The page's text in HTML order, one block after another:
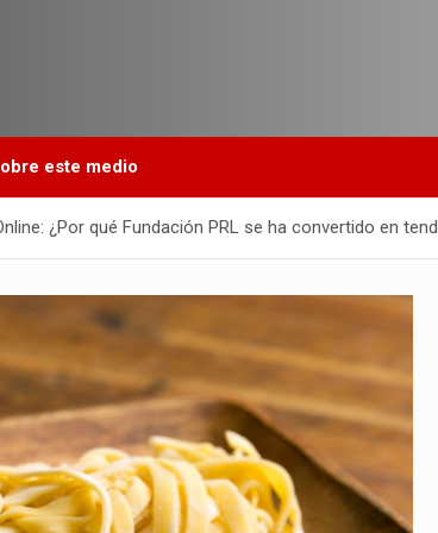
este medio
¿Por qué Fundación PRL se ha convertido en